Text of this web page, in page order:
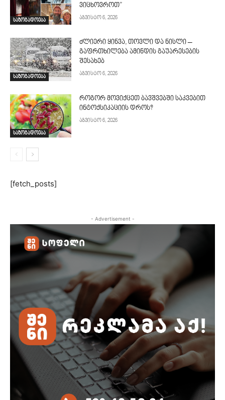
საზოგადოება
ვიცხოვროთ”
აგვისტო 6, 2026
საზოგადოება
ძლიერი ყინვა, თოვლი და ნისლი –
გაფრთხილება ამინდის გაუარესების
შესახებ
აგვისტო 6, 2026
საზოგადოება
როგორ მოვიქცეთ ბავშვებში საკვებით
ინტოქსიკაციის დროს?
აგვისტო 6, 2026
[fetch_posts]
- Advertisement -